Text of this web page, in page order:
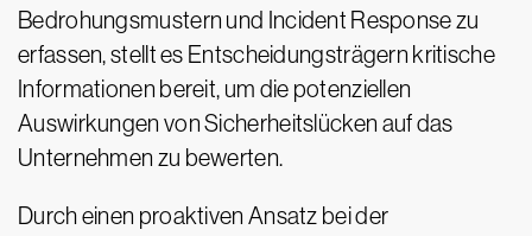
Bedrohungsmustern und Incident Response zu
erfassen, stellt es Entscheidungsträgern kritische
Informationen bereit, um die potenziellen
Auswirkungen von Sicherheitslücken auf das
Unternehmen zu bewerten.
Durch einen proaktiven Ansatz bei der